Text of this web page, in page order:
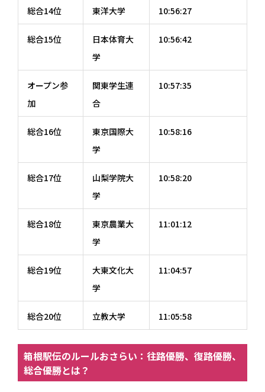
総合14位 東洋大学 10:56:27
総合15位
日本体育大
学
10:56:42
オープン参
加
関東学生連
合
10:57:35
総合16位
東京国際大
学
10:58:16
総合17位
山梨学院大
学
10:58:20
総合18位
東京農業大
学
11:01:12
総合19位
大東文化大
学
11:04:57
総合20位 立教大学 11:05:58
箱根駅伝のルールおさらい：往路優勝、復路優勝、
総合優勝とは？